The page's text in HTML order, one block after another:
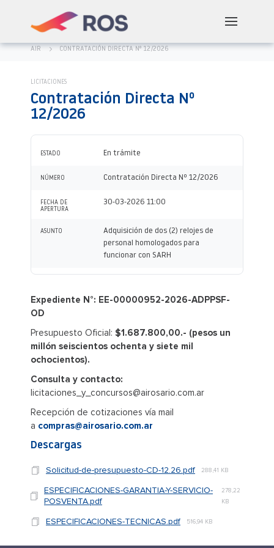
AIR CONTRATACIÓN DIRECTA Nº 12/2026
LICITACIONES
Contratación Directa Nº
12/2026
ESTADO En trámite
NÚMERO Contratación Directa Nº 12/2026
FECHA DE
APERTURA
30-03-2026 11:00
ASUNTO
Adquisición de dos (2) relojes de
personal homologados para
funcionar con SARH
Expediente N°: EE-00000952-2026-ADPPSF-
OD
Presupuesto Oficial: $1.687.800,00.- (pesos un
millón seiscientos ochenta y siete mil
ochocientos).
Consulta y contacto:
licitaciones_y_concursos@airosario.com.ar
Recepción de cotizaciones vía mail
a compras@airosario.com.ar
Descargas
Solicitud-de-presupuesto-CD-12.26.pdf 288,41 KB
ESPECIFICACIONES-GARANTIA-Y-SERVICIO-
POSVENTA.pdf
278,22
KB
ESPECIFICACIONES-TECNICAS.pdf 516,94 KB